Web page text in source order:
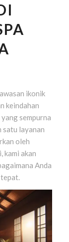
ikonik
keindahan
sempurna
satu layanan
oleh
kami akan
Anda